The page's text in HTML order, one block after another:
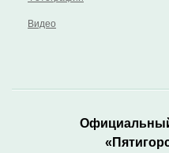
Видео